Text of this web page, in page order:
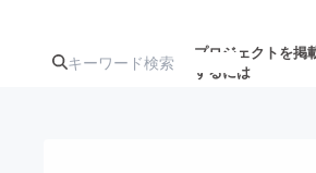
プロジェクトを掲
するには